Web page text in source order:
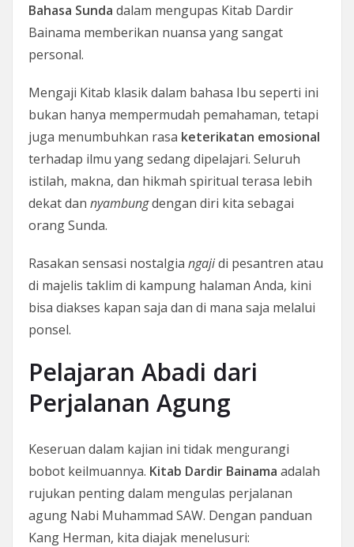
Bahasa Sunda dalam mengupas Kitab Dardir
Bainama memberikan nuansa yang sangat
personal.
Mengaji Kitab klasik dalam bahasa Ibu seperti ini
bukan hanya mempermudah pemahaman, tetapi
juga menumbuhkan rasa keterikatan emosional
terhadap ilmu yang sedang dipelajari. Seluruh
istilah, makna, dan hikmah spiritual terasa lebih
dekat dan nyambungdengan diri kita sebagai
orang Sunda.
Rasakan sensasi nostalgia ngajidi pesantren atau
di majelis taklim di kampung halaman Anda, kini
bisa diakses kapan saja dan di mana saja melalui
ponsel.
Pelajaran Abadi dari
Perjalanan Agung
Keseruan dalam kajian ini tidak mengurangi
bobot keilmuannya. Kitab Dardir Bainama adalah
rujukan penting dalam mengulas perjalanan
agung Nabi Muhammad SAW. Dengan panduan
Kang Herman, kita diajak menelusuri: